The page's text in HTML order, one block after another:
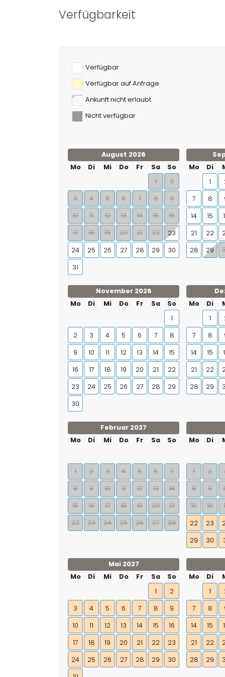
Verfügbarkeit
Sie
Verfügbar
Verfügbar auf Anfrage
Ankunft nicht erlaubt
Nicht verfügbar
August 2026
Mo
Di Mi Do Fr Sa
So
1
2
3
4 5 6 7 8
9
10
11 12 13 14 15
16
17
18 19 20 21 22
23
24
25 26 27 28 29
30
31
Mo
Di
1
7
8
14
15
21
22
28
29
November 2026
Mo
Di Mi Do Fr Sa
So
1
2
3 4 5 6 7
8
9
10 11 12 13 14
15
16
17 18 19 20 21
22
23
24 25 26 27 28
29
30
Mo
Di
1
7
8
14
15
21
22
28
29
Februar 2027
Mo
Di Mi Do Fr Sa So
1 2 3 4 5 6
7
8
9 10 11 12 13
14
15
16 17 18 19 20
21
22
23 24 25 26 27 28
Mo
Di
1 2
8
9
15
16
22
23
29
30
Mai 2027
Mo
Di Mi Do Fr Sa
So
1
2
3
4 5 6 7 8
9
10
11 12 13 14 15
16
17
18 19 20 21 22
23
24
25 26 27 28 29
30
Mo
Di
1
7
8
14
15
21
22
28
29